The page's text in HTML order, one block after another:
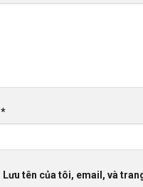
*
Lưu tên của tôi, email, và